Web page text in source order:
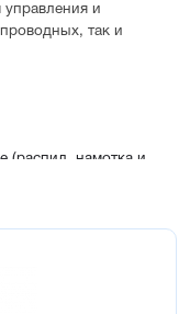
и
так и
(распил, намотка и